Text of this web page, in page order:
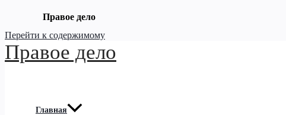
Правое дело
Перейти к содержимому
Правое дело
Главная